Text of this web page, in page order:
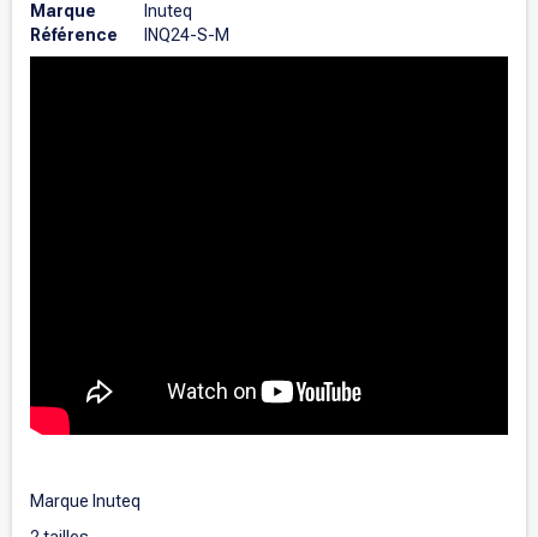
Marque
Inuteq
Référence
INQ24-S-M
Marque Inuteq